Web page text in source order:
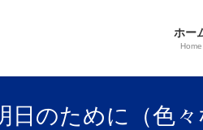
ホー
Home
日のために（色々